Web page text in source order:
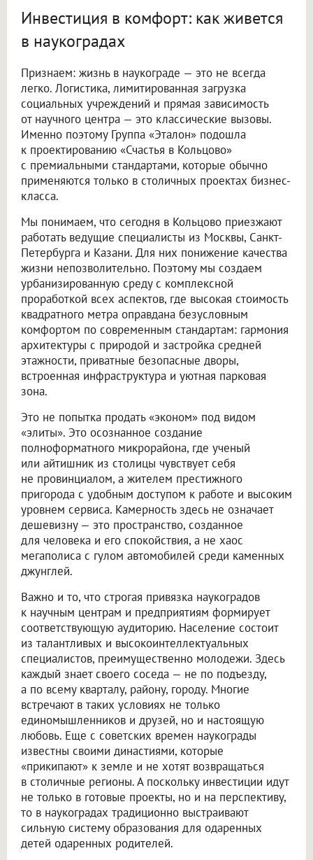
Инвестиция в комфорт: как живется
в наукоградах
Признаем: жизнь в наукограде — это не всегда
легко. Логистика, лимитированная загрузка
социальных учреждений и прямая зависимость
от научного центра — это классические вызовы.
Именно поэтому Группа «Эталон» подошла
к проектированию «Счастья в Кольцово»
с премиальными стандартами, которые обычно
применяются только в столичных проектах бизнес-
класса.
Мы понимаем, что сегодня в Кольцово приезжают
работать ведущие специалисты из Москвы, Санкт-
Петербурга и Казани. Для них понижение качества
жизни непозволительно. Поэтому мы создаем
урбанизированную среду с комплексной
проработкой всех аспектов, где высокая стоимость
квадратного метра оправдана безусловным
комфортом по современным стандартам: гармония
архитектуры с природой и застройка средней
этажности, приватные безопасные дворы,
встроенная инфраструктура и уютная парковая
зона.
Это не попытка продать «эконом» под видом
«элиты». Это осознанное создание
полноформатного микрорайона, где ученый
или айтишник из столицы чувствует себя
не провинциалом, а жителем престижного
пригорода с удобным доступом к работе и высоким
уровнем сервиса. Камерность здесь не означает
дешевизну — это пространство, созданное
для человека и его спокойствия, а не хаос
мегаполиса с гулом автомобилей среди каменных
джунглей.
Важно и то, что строгая привязка наукоградов
к научным центрам и предприятиям формирует
соответствующую аудиторию. Население состоит
из талантливых и высокоинтеллектуальных
специалистов, преимущественно молодежи. Здесь
каждый знает своего соседа — не по подъезду,
а по всему кварталу, району, городу. Многие
встречают в таких условиях не только
единомышленников и друзей, но и настоящую
любовь. Еще с советских времен наукограды
известны своими династиями, которые
«прикипают» к земле и не хотят возвращаться
в столичные регионы. А поскольку инвестиции идут
не только в готовые проекты, но и на перспективу,
то в наукоградах традиционно выстраивают
сильную систему образования для одаренных
детей одаренных родителей.